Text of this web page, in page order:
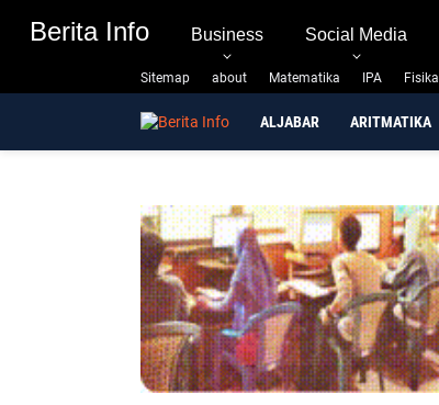
Berita Info Business Social Media
Sitemap about Matematika IPA Fisika
ALJABAR ARITMATIKA